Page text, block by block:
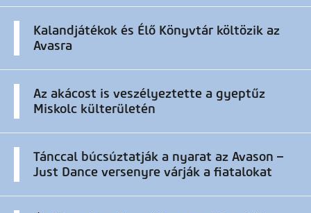
Kalandjátékok és Élő Könyvtár költözik az
Avasra
Az akácost is veszélyeztette a gyeptűz
Miskolc külterületén
Tánccal búcsúztatják a nyarat az Avason –
Just Dance versenyre várják a fiatalokat